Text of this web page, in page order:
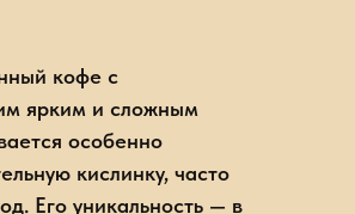
кофе с
ярким и сложным
особенно
кислинку, часто
Его уникальность — в